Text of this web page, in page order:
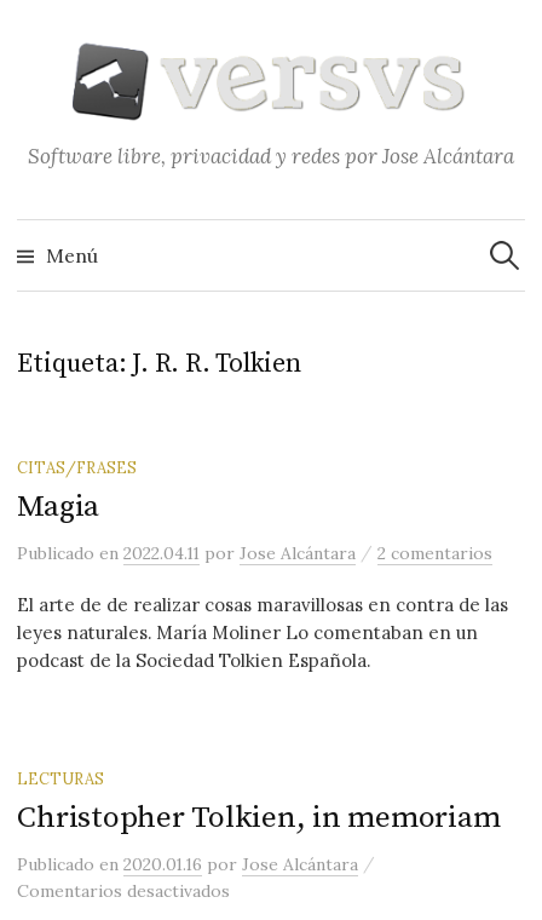
contenido
Software libre, privacidad y redes por Jose Alcántara
Menú
Etiqueta: J. R. R. Tolkien
CITAS/FRASES
Magia
Publicadoen2022.04.11 porJose Alcántara /2 comentarios
El arte de de realizar cosas maravillosas en contra de las
leyes naturales. María Moliner Lo comentaban en un
podcast de la Sociedad Tolkien Española.
LECTURAS
Christopher Tolkien, in memoriam
Publicadoen2020.01.16 porJose Alcántara /
Comentarios desactivados